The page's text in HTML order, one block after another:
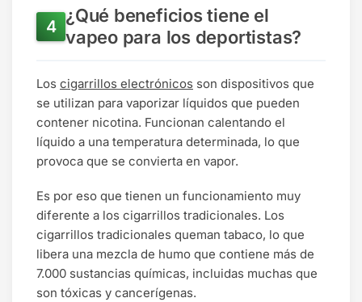
¿Qué beneficios tiene el
vapeo para los deportistas?
Los cigarrillos electrónicos son dispositivos que
se utilizan para vaporizar líquidos que pueden
contener nicotina. Funcionan calentando el
líquido a una temperatura determinada, lo que
provoca que se convierta en vapor.
Es por eso que tienen un funcionamiento muy
diferente a los cigarrillos tradicionales. Los
cigarrillos tradicionales queman tabaco, lo que
libera una mezcla de humo que contiene más de
7.000 sustancias químicas, incluidas muchas que
son tóxicas y cancerígenas.